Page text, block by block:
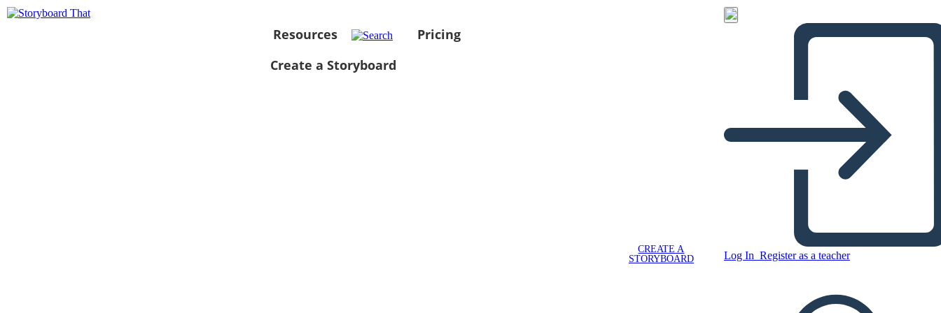
Resources
Pricing
Create a Storyboard
CREATE A
STORYBOARD
Log In Register as a teacher